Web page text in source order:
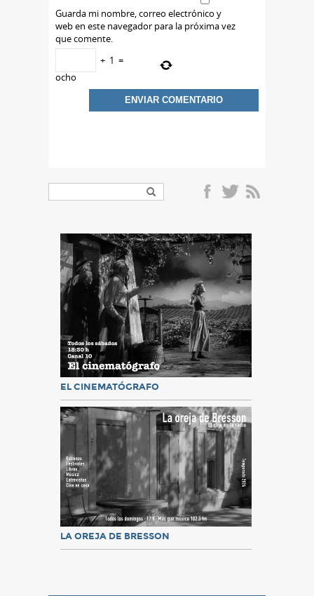
Guarda mi nombre, correo electrónico y
web en este navegador para la próxima vez
que comente.
+ 1 =
ocho
EL CINEMATÓGRAFO
LA OREJA DE BRESSON